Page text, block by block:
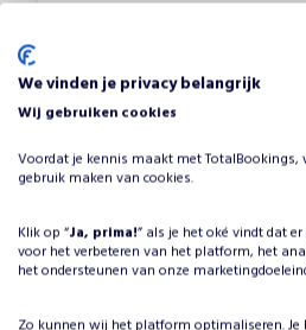
We vinden je privacy belangrijk
Wij gebruiken cookies
Voordat je kennis maakt met
gebruik maken van cookies.
Klik op “Ja, prima!” als je het oké vindt dat
voor het verbeteren van het platform, het
het ondersteunen van onze
Zo kunnen wij het platform optimaliseren. Je